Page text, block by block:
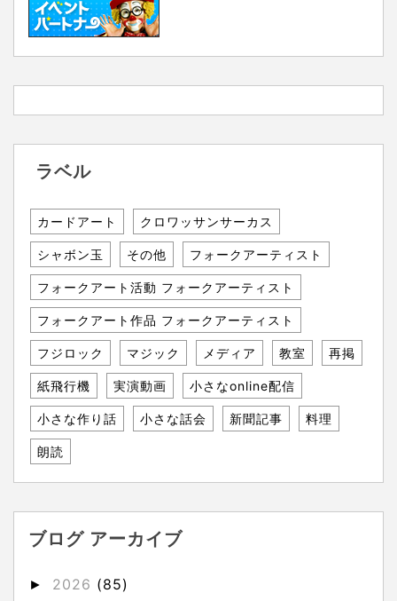
ラベル
カードアート クロワッサンサーカス
シャボン玉 その他 フォークアーティスト
フォークアート活動 フォークアーティスト
フォークアート作品 フォークアーティスト
フジロック マジック メディア 教室 再掲
紙飛行機 実演動画 小さなonline配信
小さな作り話 小さな話会 新聞記事 料理
朗読
ブログ アーカイブ
► 2026 (85)